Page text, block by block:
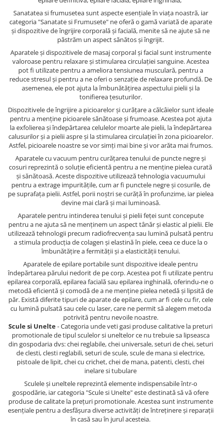
Sanatatea si frumusetea sunt aspecte esențiale în viața noastră, iar
categoria "Sanatate si Frumusete" ne oferă o gamă variată de aparate
și dispozitive de îngrijire corporală și facială, menite să ne ajute să ne
păstrăm un aspect sănătos și îngrijit.
Aparatele și dispozitivele de masaj corporal și facial sunt instrumente
valoroase pentru relaxare și stimularea circulației sanguine. Acestea
pot fi utilizate pentru a ameliora tensiunea musculară, pentru a
reduce stresul și pentru a ne oferi o senzație de relaxare profundă. De
asemenea, ele pot ajuta la îmbunătățirea aspectului pielii și la
tonifierea țesuturilor.
Dispozitivele de îngrijire a picioarelor și curățare a călcâielor sunt ideale
pentru a menține picioarele sănătoase și frumoase. Acestea pot ajuta
la exfolierea și îndepărtarea celulelor moarte ale pielii, la îndepărtarea
calusurilor și a pielii aspre și la stimularea circulației în zona picioarelor.
Astfel, picioarele noastre se vor simți mai bine și vor arăta mai frumos.
Aparatele cu vacuum pentru curățarea tenului de puncte negre și
cosuri reprezintă o soluție eficientă pentru a ne menține pielea curată
și sănătoasă. Aceste dispozitive utilizează tehnologia vacuumului
pentru a extrage impuritățile, cum ar fi punctele negre și cosurile, de
pe suprafața pielii. Astfel, porii noștri se curăță în profunzime, iar pielea
devine mai clară și mai luminoasă.
Aparatele pentru intinderea tenului și pielii feței sunt concepute
pentru a ne ajuta să ne menținem un aspect tânăr și elastic al pielii. Ele
utilizează tehnologii precum radiofrecvența sau lumină pulsată pentru
a stimula producția de colagen și elastină în piele, ceea ce duce la o
îmbunătățire a fermității și a elasticității tenului.
Aparatele de epilare portabile sunt dispozitive ideale pentru
îndepărtarea părului nedorit de pe corp. Acestea pot fi utilizate pentru
epilarea corporală, epilarea facială sau epilarea inghinală, oferindu-ne o
metodă eficientă și comodă de a ne menține pielea netedă și lipsită de
păr. Există diferite tipuri de aparate de epilare, cum ar fi cele cu fir, cele
cu lumină pulsată sau cele cu laser, care ne permit să alegem metoda
potrivită pentru nevoile noastre.
Scule si Unelte- Categoria unde veti gasi produse calitative la preturi
promotionale de tipul sculelor si uneltelor ce nu trebuie sa lipseasca
din gospodaria dvs: chei reglabile, chei universale, seturi de chei, seturi
de clesti, clesti reglabili, seturi de scule, scule de mana si electrice,
pistoale de lipit, chei cu crichet, chei de mana, patenti, clesti, chei
inelare si tubulare
Sculele și uneltele reprezintă elemente indispensabile într-o
gospodărie, iar categoria "Scule si Unelte" este destinată să vă ofere
produse de calitate la prețuri promotionale. Acestea sunt instrumente
esențiale pentru a desfășura diverse activități de întreținere și reparații
în casă sau în jurul acesteia.